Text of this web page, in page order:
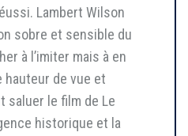
Lambert Wilson
sobre et sensible du
à l’imiter mais à en
hauteur de vue et
saluer le film de Le
historique et la